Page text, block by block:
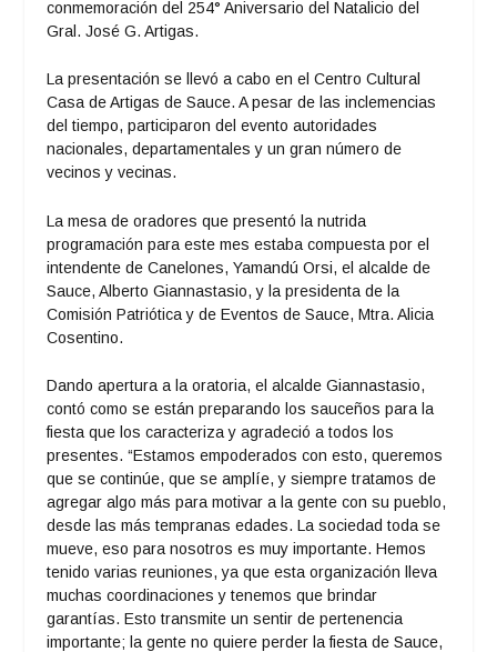
conmemoración del 254° Aniversario del Natalicio del
Gral. José G. Artigas.
La presentación se llevó a cabo en el Centro Cultural
Casa de Artigas de Sauce. A pesar de las inclemencias
del tiempo, participaron del evento autoridades
nacionales, departamentales y un gran número de
vecinos y vecinas.
La mesa de oradores que presentó la nutrida
programación para este mes estaba compuesta por el
intendente de Canelones, Yamandú Orsi, el alcalde de
Sauce, Alberto Giannastasio, y la presidenta de la
Comisión Patriótica y de Eventos de Sauce, Mtra. Alicia
Cosentino.
Dando apertura a la oratoria, el alcalde Giannastasio,
contó como se están preparando los sauceños para la
fiesta que los caracteriza y agradeció a todos los
presentes. “Estamos empoderados con esto, queremos
que se continúe, que se amplíe, y siempre tratamos de
agregar algo más para motivar a la gente con su pueblo,
desde las más tempranas edades. La sociedad toda se
mueve, eso para nosotros es muy importante. Hemos
tenido varias reuniones, ya que esta organización lleva
muchas coordinaciones y tenemos que brindar
garantías. Esto transmite un sentir de pertenencia
importante; la gente no quiere perder la fiesta de Sauce,